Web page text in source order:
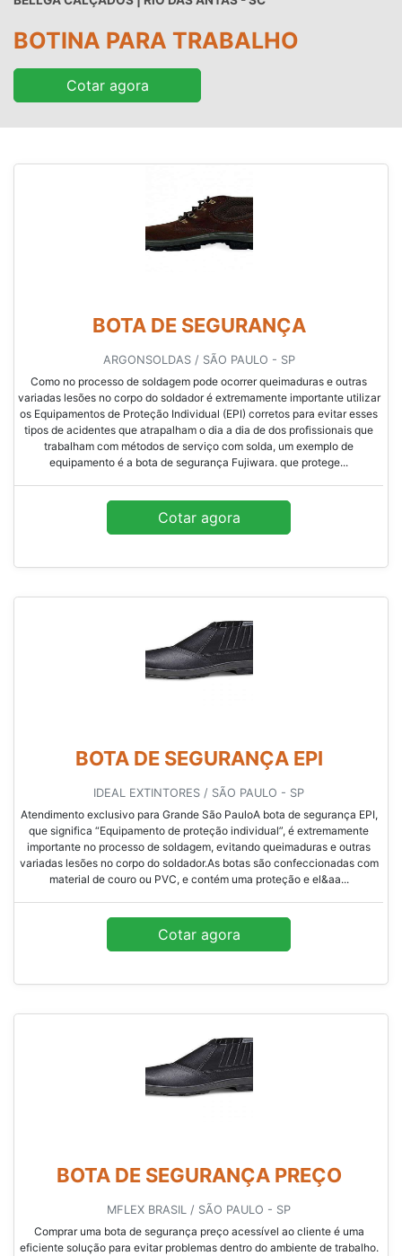
BOTINA PARA TRABALHO
Cotar agora
BOTA DE SEGURANÇA
ARGONSOLDAS / SÃO PAULO - SP
Como no processo de soldagem pode ocorrer queimaduras e outras
variadas lesões no corpo do soldador é extremamente importante utilizar
os Equipamentos de Proteção Individual (EPI) corretos para evitar esses
tipos de acidentes que atrapalham o dia a dia de dos profissionais que
trabalham com métodos de serviço com solda, um exemplo de
equipamento é a bota de segurança Fujiwara. que protege...
Cotar agora
BOTA DE SEGURANÇA EPI
IDEAL EXTINTORES / SÃO PAULO - SP
Atendimento exclusivo para Grande São PauloA bota de segurança EPI,
que significa “Equipamento de proteção individual”, é extremamente
importante no processo de soldagem, evitando queimaduras e outras
variadas lesões no corpo do soldador.As botas são confeccionadas com
material de couro ou PVC, e contém uma proteção e el&aa...
Cotar agora
BOTA DE SEGURANÇA PREÇO
MFLEX BRASIL / SÃO PAULO - SP
Comprar uma bota de segurança preço acessível ao cliente é uma
eficiente solução para evitar problemas dentro do ambiente de trabalho.